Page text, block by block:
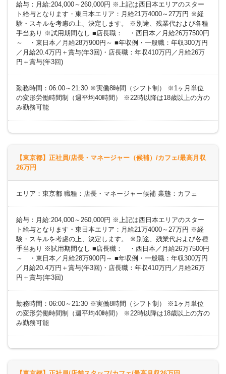
給与：月給:204,000～260,000円 ※上記は西日本エリアのスター
ト給与となります・東日本エリア：月給21万4000～27万円 ※経
験・スキルを考慮の上、決定します。 ※別途、残業代および各種
手当あり ※試用期間なし ■店長職： ・西日本／月給26万7500円
～ ・東日本／月給28万900円～ ■年収例・一般職：年収300万円
／月給20.4万円＋賞与(年3回)・店長職：年収410万円／月給26万
円＋賞与(年3回)
勤務時間：06:00～21:30 ※実働8時間（シフト制） ※1ヶ月単位
の変形労働時間制（週平均40時間） ※22時以降は18歳以上の方の
み勤務可能
【東京都】正社員/店長・マネージャー（候補）/カフェ/最高月収
26万円
エリア：東京都 職種：店長・マネージャー候補 業態：カフェ
給与：月給:204,000～260,000円 ※上記は西日本エリアのスター
ト給与となります・東日本エリア：月給21万4000～27万円 ※経
験・スキルを考慮の上、決定します。 ※別途、残業代および各種
手当あり ※試用期間なし ■店長職： ・西日本／月給26万7500円
～ ・東日本／月給28万900円～ ■年収例・一般職：年収300万円
／月給20.4万円＋賞与(年3回)・店長職：年収410万円／月給26万
円＋賞与(年3回)
勤務時間：06:00～21:30 ※実働8時間（シフト制） ※1ヶ月単位
の変形労働時間制（週平均40時間） ※22時以降は18歳以上の方の
み勤務可能